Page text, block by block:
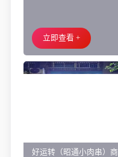
培训班带生源转让
立即查看 +
好运转（昭通小肉串）商